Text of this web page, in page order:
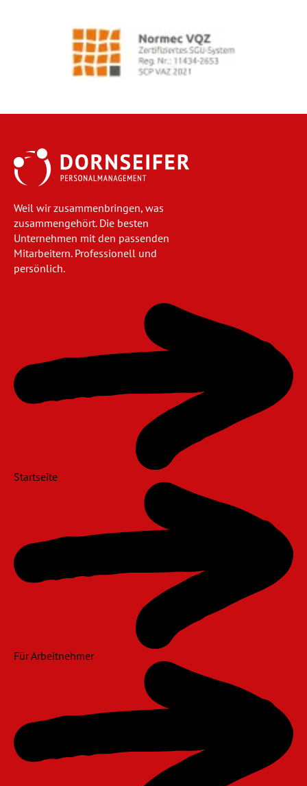
Weil wir zusammenbringen, was
zusammengehört. Die besten
Unternehmen mit den passenden
Mitarbeitern. Professionell und
persönlich.
Startseite
Für Arbeitnehmer